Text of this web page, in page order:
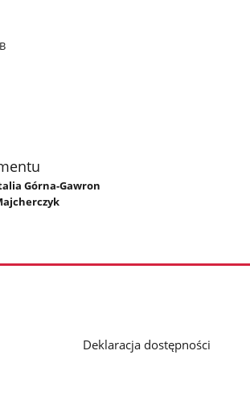
Górna-Gawron
Deklaracja dostępności